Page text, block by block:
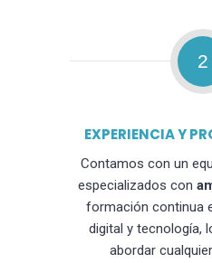
2
EXPERIENCIA Y
Contamos con un
especializados con
formación continua
digital y tecnología,
abordar